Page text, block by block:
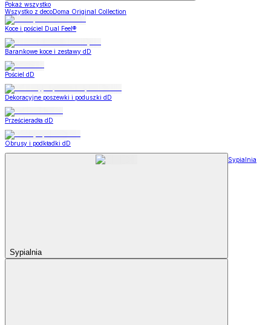
Pokaż wszystko
Wszystko z decoDoma Original Collection
Koce i pościel Dual Feel®
Barankowe koce i zestawy dD
Pościel dD
Dekoracyjne poszewki i poduszki dD
Prześcieradła dD
Obrusy i podkładki dD
Sypialnia
Sypialnia